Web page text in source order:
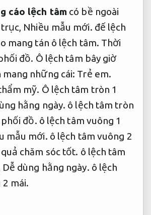
cáo lệch tâm có bề ngoài
Nhiều mẫu mới. đế lệch
mang tán ô lệch tâm. Thời
đồ. Ô lệch tâm bây giờ
những cái: Trẻ em.
mỹ. Ô lệch tâm tròn 1
hằng ngày. ô lệch tâm tròn
phối đồ. ô lệch tâm vuông 1
mẫu mới. ô lệch tâm vuông 2
chăm sóc tốt. ô lệch tâm
Dễ dùng hằng ngày. ô lệch
mái.